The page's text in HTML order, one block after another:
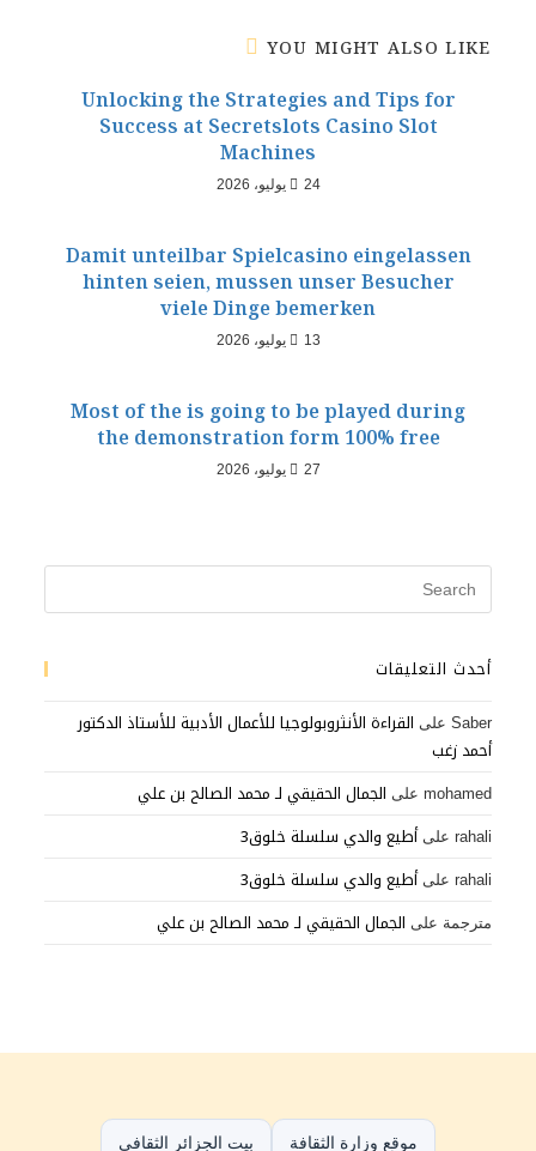
YOU MIGHT ALSO LIKE
Unlocking the Strategies and Tips for
Success at Secretslots Casino Slot
Machines
24 يوليو، 2026
Damit unteilbar Spielcasino eingelassen
hinten seien, mussen unser Besucher
viele Dinge bemerken
13 يوليو، 2026
Most of the is going to be played during
the demonstration form 100% free
27 يوليو، 2026
أحدث التعليقات
Saber على القراءة الأنثروبولوجيا للأعمال الأدبية للأستاذ الدكتور
أحمد زغب
mohamed على الجمال الحقيقي لـ محمد الصالح بن علي
rahali علىأطيع والدي سلسلة خلوق3
rahali علىأطيع والدي سلسلة خلوق3
مترجمة على الجمال الحقيقي لـ محمد الصالح بن علي
موقع وزارة الثقافة بيت الجزائر الثقافي